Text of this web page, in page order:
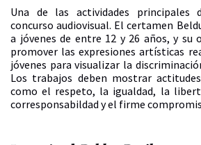
Una de las actividades principales
concurso audiovisual. El certamen
a jóvenes de entre 12 y 26 años, y su
promover las expresiones artísticas
jóvenes para visualizar la
Los trabajos deben mostrar
como el respeto, la igualdad, la
corresponsabildad y el firme